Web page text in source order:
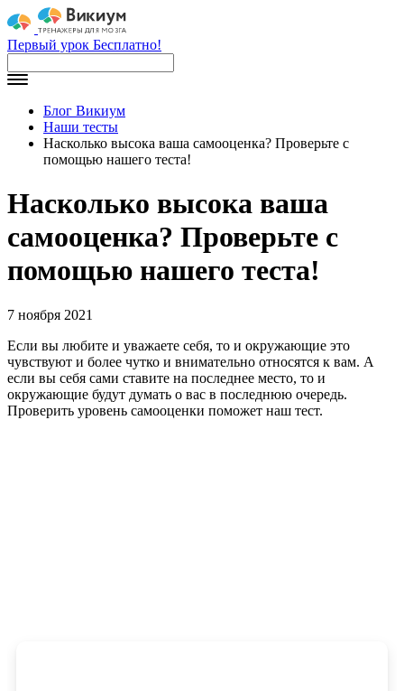
Первый урок Бесплатно!
Блог Викиум
Наши тесты
Насколько высока ваша самооценка? Проверьте с
помощью нашего теста!
Насколько высока ваша
самооценка? Проверьте с
помощью нашего теста!
7 ноября 2021
Если вы любите и уважаете себя, то и окружающие это
чувствуют и более чутко и внимательно относятся к вам. А
если вы себя сами ставите на последнее место, то и
окружающие будут думать о вас в последнюю очередь.
Проверить уровень самооценки поможет наш тест.